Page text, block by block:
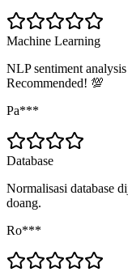
Machine Learning
NLP sentiment
Recommended! 💯
Pa***
Database
Normalisasi database
doang.
Ro***